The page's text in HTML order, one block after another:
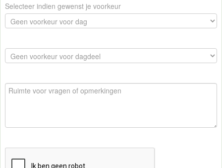
Selecteer indien gewenst je voorkeur